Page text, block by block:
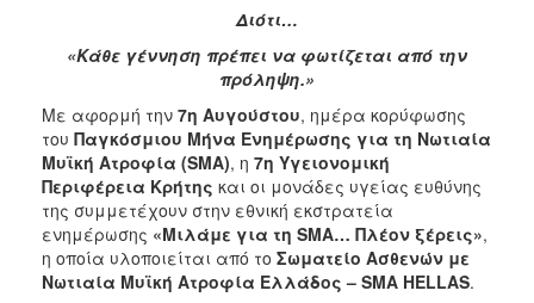
Διότι…
«Κάθε γέννηση πρέπει να φωτίζεται από την
πρόληψη.»
Με αφορμή την 7η Αυγούστου, ημέρα κορύφωσης
του Παγκόσμιου Μήνα Ενημέρωσης για τη Νωτιαία
Μυϊκή Ατροφία (SMA), η 7η Υγειονομική
Περιφέρεια Κρήτης και οι μονάδες υγείας ευθύνης
της συμμετέχουν στην εθνική εκστρατεία
ενημέρωσης «Μιλάμε για τη SMA… Πλέον ξέρεις»,
η οποία υλοποιείται από το Σωματείο Ασθενών με
Νωτιαία Μυϊκή Ατροφία Ελλάδος – SMA HELLAS.